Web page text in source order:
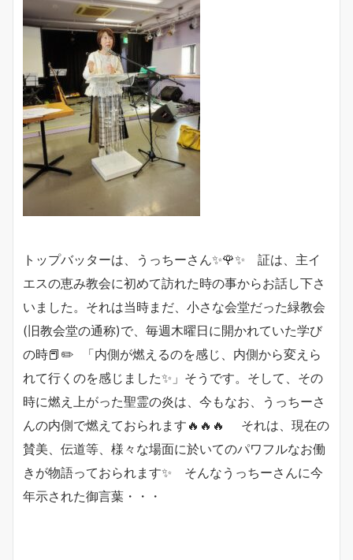
トップバッターは、うっちーさん✨🌹✨ 証は、主イ
エスの恵み教会に初めて訪れた時の事からお話し下さ
いました。それは当時まだ、小さな会堂だった緑教会
(旧教会堂の通称)で、毎週木曜日に開かれていた学び
の時📕✏️ 「内側が燃えるのを感じ、内側から変えら
れて行くのを感じました✨」そうです。そして、その
時に燃え上がった聖霊の炎は、今もなお、うっちーさ
んの内側で燃えておられます🔥🔥🔥 それは、現在の
賛美、伝道等、様々な場面に於いてのパワフルなお働
きが物語っておられます✨ そんなうっちーさんに今
年示された御言葉・・・